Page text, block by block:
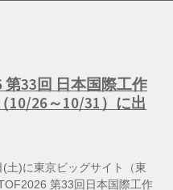
第33回 日本国際工作
10/26～10/31）に出
土)に東京ビッグサイト（東
第33回日本国際工作